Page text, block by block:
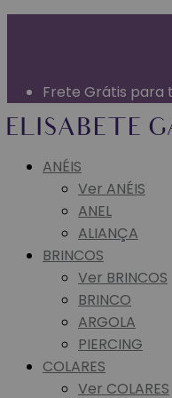
Frete Grátis para
ANÉIS
Ver ANÉIS
ANEL
ALIANÇA
BRINCOS
Ver BRINCOS
BRINCO
ARGOLA
PIERCING
COLARES
Ver COLARES